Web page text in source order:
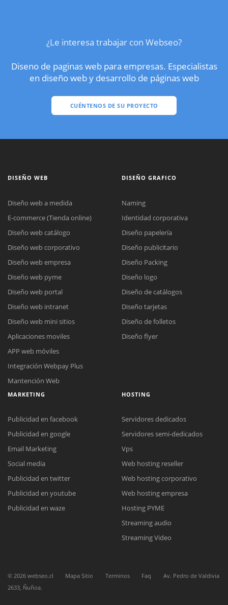
¿Le interesa trabajar con Webseo?
Diseno de paginas web para empresas. Especialistas
en diseño web y desarrollo de páginas web
CUÉNTENOS DE SU PROYECTO
Reunión online
Nuestros ejecutivos le enviarán un correo electrónico con el enlace a
Meet para la reunión online.
Cotización
Complete el formulario y nos contactaremos a la brevedad.
Chat Online
Todos nuestros ejecutivos están fuera de línea. Complete el formulario
para enviarnos un correo electrónico con sus datos personales.
DISEÑO WEB
Diseño web a medida
E-commerce (Tienda online)
Diseño web catálogo
Diseño web corporativo
Diseño web empresa
Diseño web pyme
Diseño web portal
Diseño web intranet
Diseño web mini sitios
Aplicaciones moviles
APP web móviles
Integración Webpay Plus
Mantención Web
DISEÑO GRAFICO
Naming
Identidad corporativa
Diseño papelería
Diseño publicitario
Diseño Packing
Diseño logo
Diseño de catálogos
Diseño tarjetas
Diseño de folletos
Diseño flyer
MARKETING
Publicidad en facebook
Publicidad en google
Email Marketing
Social media
Publicidad en twitter
Publicidad en youtube
Publicidad en waze
HOSTING
Servidores dedicados
Servidores semi-dedicados
Vps
Web hosting reseller
Web hosting corporativo
Web hosting empresa
Hosting PYME
Streaming audio
Streaming Video
© 2026 webseo.cl Mapa Sitio Terminos Faq
Av. Pedro de Valdivia
2633, Ñuñoa.